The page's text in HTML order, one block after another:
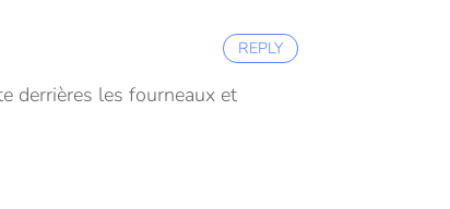
derrières les fourneaux et
REPLY